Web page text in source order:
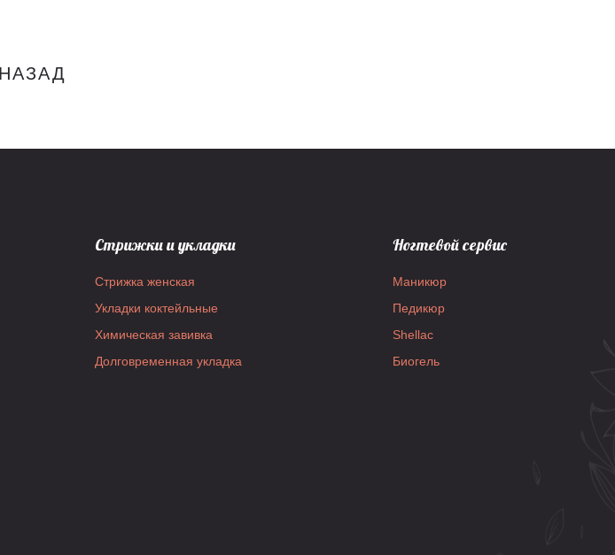
НАЗАД
Стрижки и укладки
Стрижка женская
Укладки коктейльные
Химическая завивка
Долговременная укладка
Ногтевой сервис
Маникюр
Педикюр
Shellac
Биогель